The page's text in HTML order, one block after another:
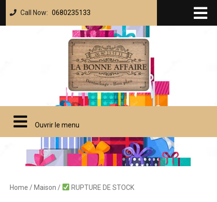
Call Now: 0680235133
Ouvrir le menu
Home / Maison / RUPTURE DE STOCK